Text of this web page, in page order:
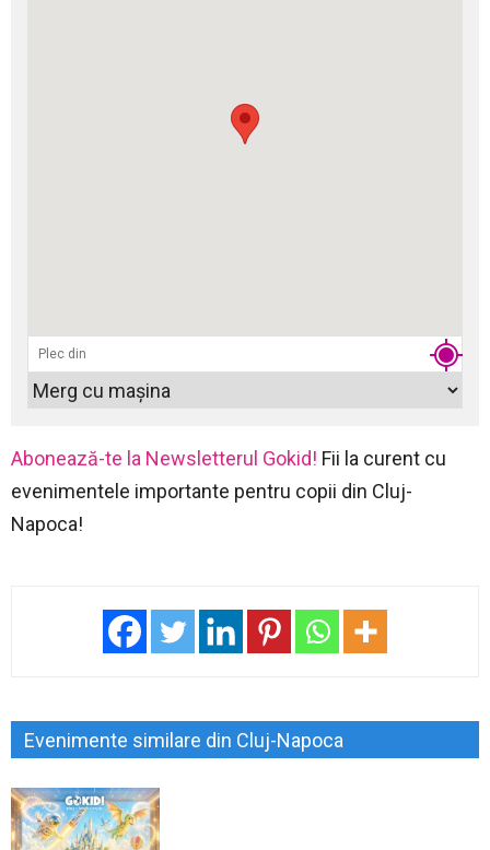
Abonează-te la Newsletterul Gokid! Fii la curent cu
evenimentele importante pentru copii din Cluj-
Napoca!
Evenimente similare din Cluj-Napoca